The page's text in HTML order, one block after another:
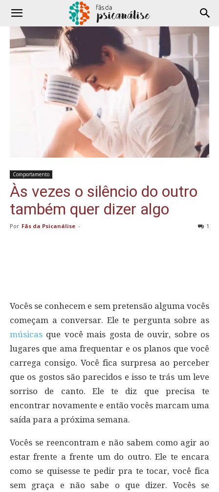
Comportamento
Às vezes o silêncio do outro
também quer dizer algo
Por Fãs da Psicanálise - 1
Vocês se conhecem e sem pretensão alguma vocês
começam a conversar. Ele te pergunta sobre as
músicas que você mais gosta de ouvir, sobre os
lugares que ama frequentar e os planos que você
carrega consigo. Você fica surpresa ao perceber
que os gostos são parecidos e isso te trás um leve
sorriso de canto. Ele te diz que precisa te
encontrar novamente e então vocês marcam uma
saída para a próxima semana.
Vocês se reencontram e não sabem como agir ao
estar frente a frente um do outro. Ele te encara
como se quisesse te pedir pra te tocar, você fica
sem graça e não sabe o que dizer. Vocês se